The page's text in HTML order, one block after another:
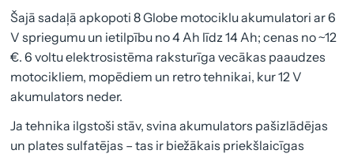
Šajā sadaļā apkopoti 8 Globe motociklu akumulatori ar 6
V spriegumu un ietilpību no 4 Ah līdz 14 Ah; cenas no ~12
€. 6 voltu elektrosistēma raksturīga vecākas paaudzes
motocikliem, mopēdiem un retro tehnikai, kur 12 V
akumulators neder.
Ja tehnika ilgstoši stāv, svina akumulators pašizlādējas
un plates sulfatējas – tas ir biežākais priekšlaicīgas